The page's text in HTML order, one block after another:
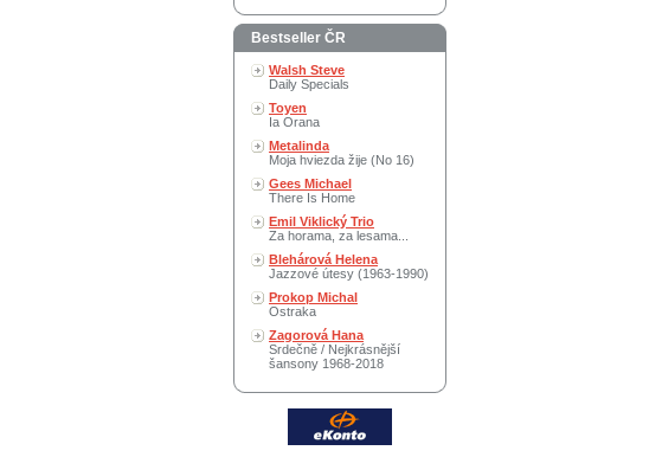
Bestseller ČR
Walsh Steve
Daily Specials
Toyen
Ia Orana
Metalinda
Moja hviezda žije (No 16)
Gees Michael
There Is Home
Emil Viklický Trio
Za horama, za lesama...
Blehárová Helena
Jazzové útesy (1963-1990)
Prokop Michal
Ostraka
Zagorová Hana
Srdečně / Nejkrásnější
šansony 1968-2018